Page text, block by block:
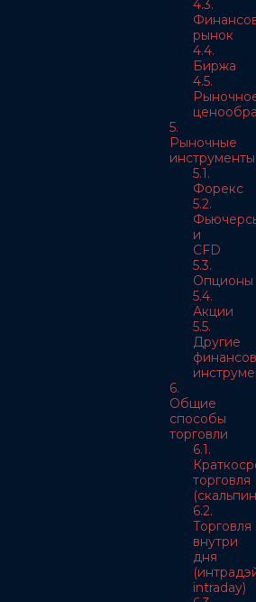
4.3.
рынок
4.4.
Биржа
4.5.
5.
Рыночные
инструменты
5.1.
Форекс
5.2.
и
CFD
5.3.
Опционы
5.4.
Акции
5.5.
Другие
6.
Общие
способы
торговли
6.1.
торговля
6.2.
Торговля
внутри
дня
intraday)